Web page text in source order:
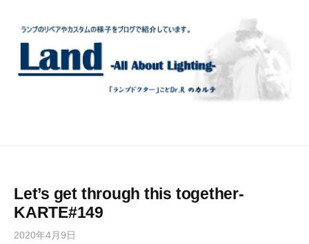
Let’s get through this together-
KARTE#149
2020年4月9日